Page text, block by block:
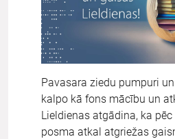
Pavasara ziedu pumpuri
kalpo kā fons mācību un
Lieldienas atgādina, ka
posma atkal atgriežas